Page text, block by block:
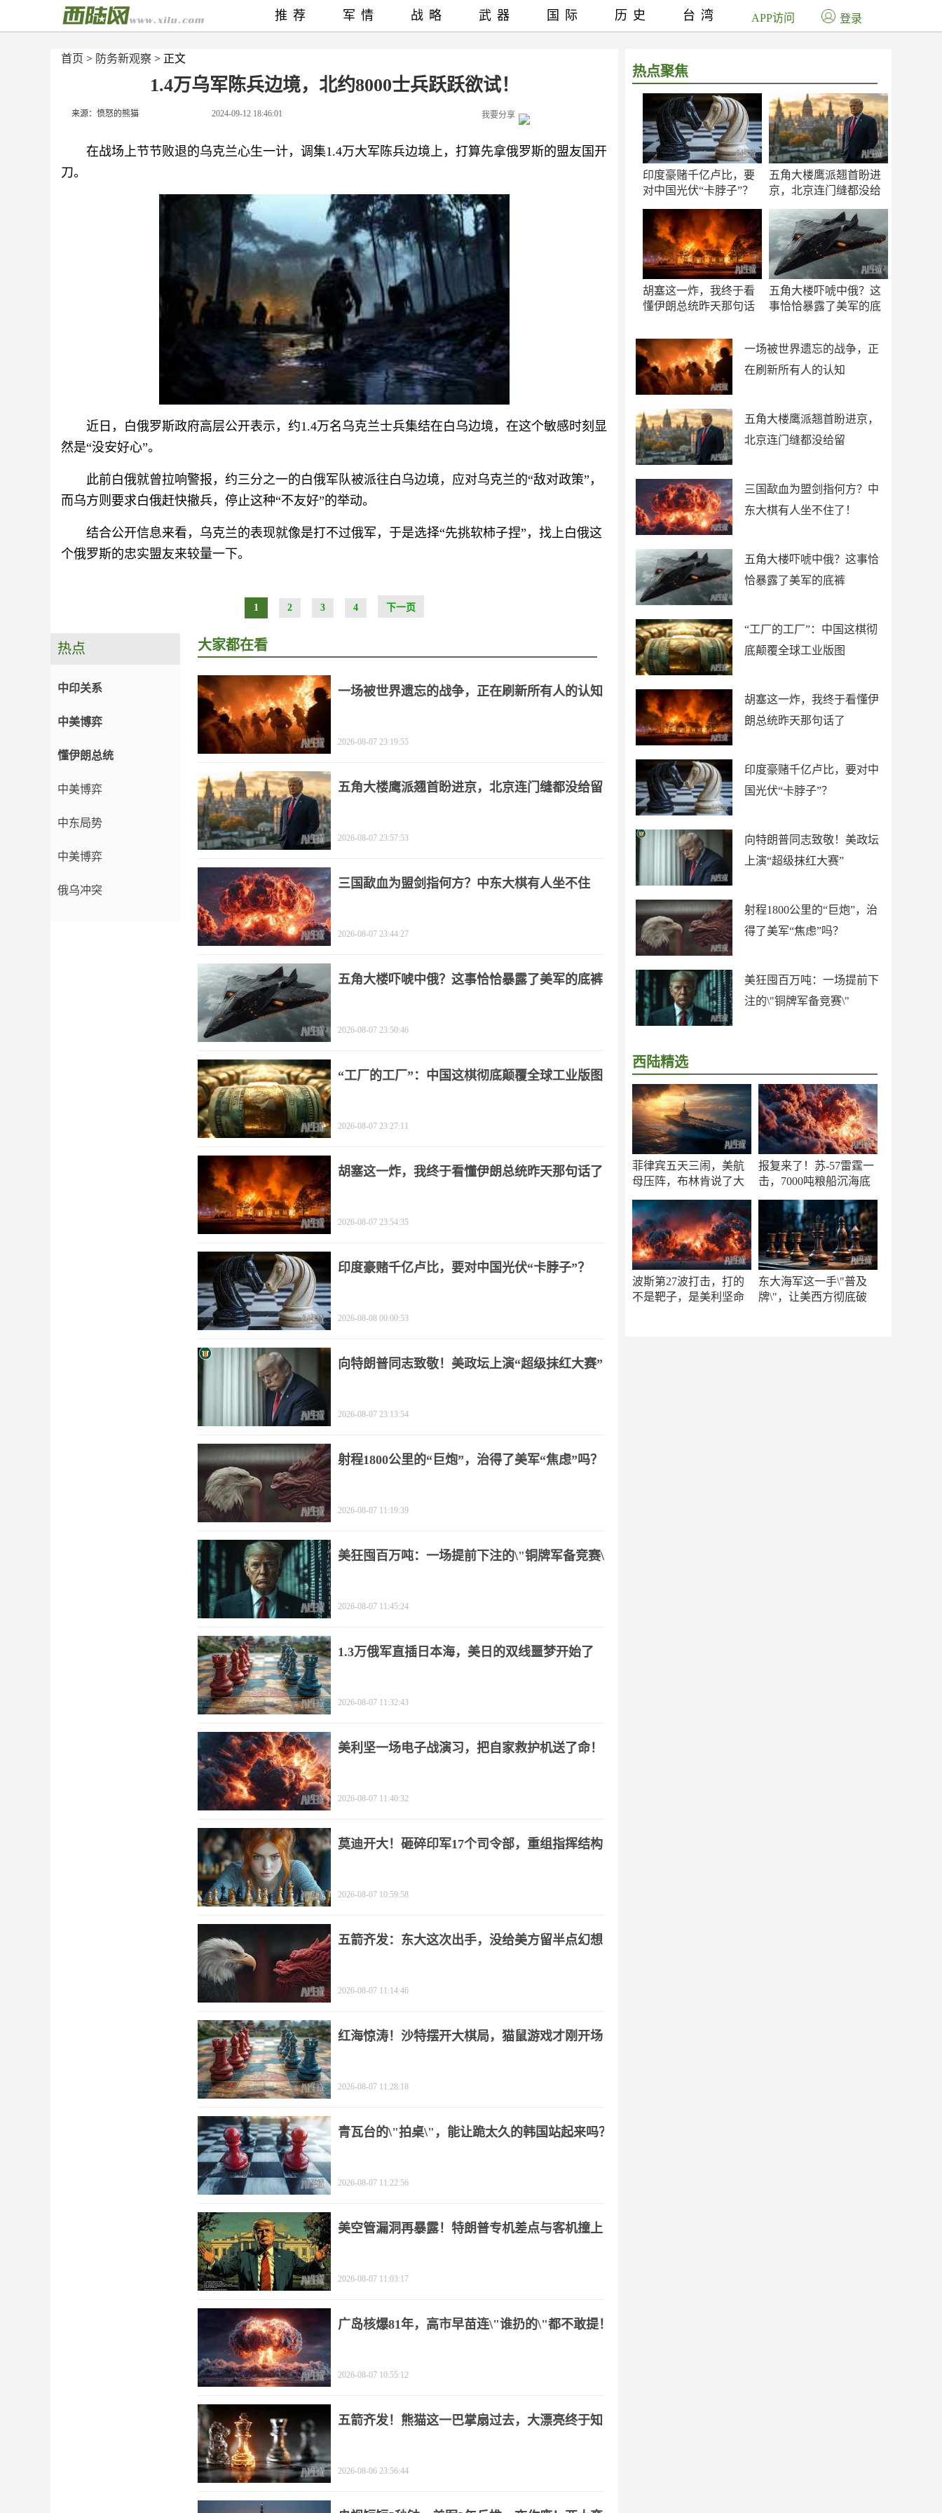
首页 > 防务新观察 > 正文
1.4万乌军陈兵边境，北约8000士兵跃跃欲试！
来源：愤怒的熊猫 2024-09-12 18:46:01 我要分享
在战场上节节败退的乌克兰心生一计，调集1.4万大军陈兵边境上，打算先拿俄罗斯的盟友国开
刀。
近日，白俄罗斯政府高层公开表示，约1.4万名乌克兰士兵集结在白乌边境，在这个敏感时刻显
然是“没安好心”。
此前白俄就曾拉响警报，约三分之一的白俄军队被派往白乌边境，应对乌克兰的“敌对政策”，
而乌方则要求白俄赶快撤兵，停止这种“不友好”的举动。
结合公开信息来看，乌克兰的表现就像是打不过俄军，于是选择“先挑软柿子捏”，找上白俄这
个俄罗斯的忠实盟友来较量一下。
1 2 3 4 下一页
热点聚焦
印度豪赌千亿卢比，要
对中国光伏“卡脖子”？
五角大楼鹰派翘首盼进
京，北京连门缝都没给
胡塞这一炸，我终于看
懂伊朗总统昨天那句话
五角大楼吓唬中俄？这
事恰恰暴露了美军的底
一场被世界遗忘的战争，正
在刷新所有人的认知
五角大楼鹰派翘首盼进京，
北京连门缝都没给留
三国歃血为盟剑指何方？中
东大棋有人坐不住了！
五角大楼吓唬中俄？这事恰
恰暴露了美军的底裤
“工厂的工厂”：中国这棋彻
底颠覆全球工业版图
胡塞这一炸，我终于看懂伊
朗总统昨天那句话了
印度豪赌千亿卢比，要对中
国光伏“卡脖子”？
向特朗普同志致敬！美政坛
上演“超级抹红大赛”
射程1800公里的“巨炮”，治
得了美军“焦虑”吗？
美狂囤百万吨：一场提前下
注的\"铜牌军备竞赛\"
西陆精选
菲律宾五天三闹，美航
母压阵，布林肯说了大
报复来了！苏-57雷霆一
击，7000吨粮船沉海底
波斯第27波打击，打的
不是靶子，是美利坚命
东大海军这一手\"普及
牌\"，让美西方彻底破
推荐 军情 战略 武器 国际 历史 台湾 APP访问 登录
热点
中印关系
中美博弈
懂伊朗总统
中美博弈
中东局势
中美博弈
俄乌冲突
大家都在看
一场被世界遗忘的战争，正在刷新所有人的认知
2026-08-07 23:19:55
五角大楼鹰派翘首盼进京，北京连门缝都没给留
2026-08-07 23:57:53
三国歃血为盟剑指何方？中东大棋有人坐不住
2026-08-07 23:44:27
五角大楼吓唬中俄？这事恰恰暴露了美军的底裤
2026-08-07 23:50:46
“工厂的工厂”：中国这棋彻底颠覆全球工业版图
2026-08-07 23:27:11
胡塞这一炸，我终于看懂伊朗总统昨天那句话了
2026-08-07 23:54:35
印度豪赌千亿卢比，要对中国光伏“卡脖子”？
2026-08-08 00:00:53
向特朗普同志致敬！美政坛上演“超级抹红大赛”
2026-08-07 23:13:54
射程1800公里的“巨炮”，治得了美军“焦虑”吗？
2026-08-07 11:19:39
美狂囤百万吨：一场提前下注的\"铜牌军备竞赛\"
2026-08-07 11:45:24
1.3万俄军直插日本海，美日的双线噩梦开始了
2026-08-07 11:32:43
美利坚一场电子战演习，把自家救护机送了命！
2026-08-07 11:40:32
莫迪开大！砸碎印军17个司令部，重组指挥结构
2026-08-07 10:59:58
五箭齐发：东大这次出手，没给美方留半点幻想
2026-08-07 11:14:46
红海惊涛！沙特摆开大棋局，猫鼠游戏才刚开场
2026-08-07 11:28:18
青瓦台的\"拍桌\"，能让跪太久的韩国站起来吗？
2026-08-07 11:22:56
美空管漏洞再暴露！特朗普专机差点与客机撞上
2026-08-07 11:03:17
广岛核爆81年，高市早苗连\"谁扔的\"都不敢提！
2026-08-07 10:55:12
五箭齐发！熊猫这一巴掌扇过去，大漂亮终于知
2026-08-06 23:56:44